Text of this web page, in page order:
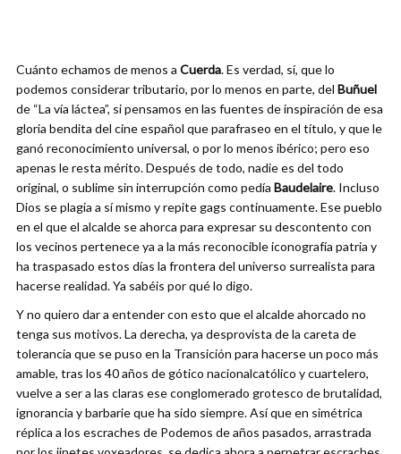
Cuánto echamos de menos a Cuerda. Es verdad, sí, que lo
podemos considerar tributario, por lo menos en parte, del Buñuel
de “La vía láctea”, si pensamos en las fuentes de inspiración de esa
gloria bendita del cine español que parafraseo en el título, y que le
ganó reconocimiento universal, o por lo menos ibérico; pero eso
apenas le resta mérito. Después de todo, nadie es del todo
original, o sublime sin interrupción como pedía Baudelaire. Incluso
Dios se plagia a sí mismo y repite gags continuamente. Ese pueblo
en el que el alcalde se ahorca para expresar su descontento con
los vecinos pertenece ya a la más reconocible iconografía patria y
ha traspasado estos días la frontera del universo surrealista para
hacerse realidad. Ya sabéis por qué lo digo.
Y no quiero dar a entender con esto que el alcalde ahorcado no
tenga sus motivos. La derecha, ya desprovista de la careta de
tolerancia que se puso en la Transición para hacerse un poco más
amable, tras los 40 años de gótico nacionalcatólico y cuartelero,
vuelve a ser a las claras ese conglomerado grotesco de brutalidad,
ignorancia y barbarie que ha sido siempre. Así que en simétrica
réplica a los escraches de Podemos de años pasados, arrastrada